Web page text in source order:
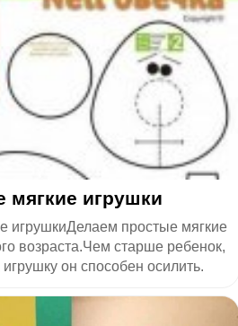
мягкие игрушки
игрушкиДелаем простые мягкие
возраста.Чем старше ребенок,
он способен осилить.